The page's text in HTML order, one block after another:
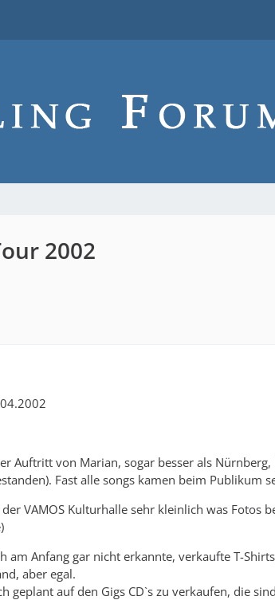
2002
Auftritt von Marian, sogar besser als
Fast alle songs kamen beim Publikum
VAMOS Kulturhalle sehr kleinlich was
am Anfang gar nicht erkannte, verkaufte T-
aber egal.
geplant auf den Gigs CD`s zu verkaufen, die